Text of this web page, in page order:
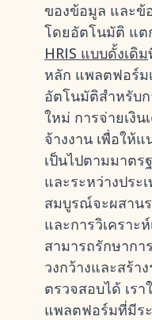
ของข้อมูล และข้
โดยอัตโนมัติ แต
HRIS แบบดั้งเดิม
หลัก แพลตฟอร์ม
อัตโนมัติสำหรับ
ใหม่ การจ่ายเงิ
จ้างงาน เพื่อให้
เป็นไปตามมาตร
และระหว่างประ
สมบูรณ์จะผสานร
และการวิเคราะ
สามารถรักษากา
วงกว้างและสร้า
ตรวจสอบได้ เร
แพลตฟอร์มที่มีร